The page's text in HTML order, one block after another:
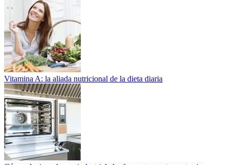
Vitamina A: la aliada nutricional de la dieta diaria